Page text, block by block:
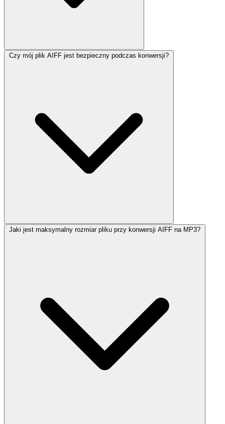
Czy mój plik AIFF jest bezpieczny podczas konwersji?
Jaki jest maksymalny rozmiar pliku przy konwersji AIFF na MP3?